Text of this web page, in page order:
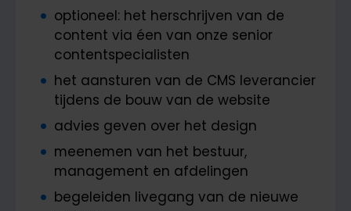
optioneel: het herschrijven van de
content via éen van onze senior
contentspecialisten
het aansturen van de CMS leverancier
tijdens de bouw van de website
advies geven over het design
meenemen van het bestuur,
management en afdelingen
begeleiden livegang van de nieuwe